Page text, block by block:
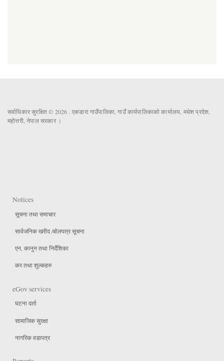
सर्वाधिकार सुरक्षित © 2026 . एकडारा गाउँपालिका, गाउँ कार्यपालिकाको कार्यालय, मधेश प्रदेश,
महोत्तरी, नेपाल सरकार ।
Notices
सूचना तथा समाचार
सार्वजनिक खरीद /बोलपत्र सूचना
एन, कानुन तथा निर्देशिका
कर तथा शुल्कहरु
eGov services
घटना दर्ता
सामाजिक सुरक्षा
नागरिक वडापत्र